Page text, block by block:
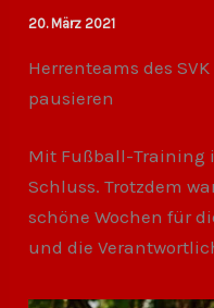
20. März 2021
Herrenteams des
pausieren
Mit Fußball-Training
Schluss. Trotzdem
schöne Wochen für
und die